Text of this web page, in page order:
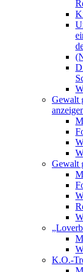
Gewalt
Gewalt
K.O.-